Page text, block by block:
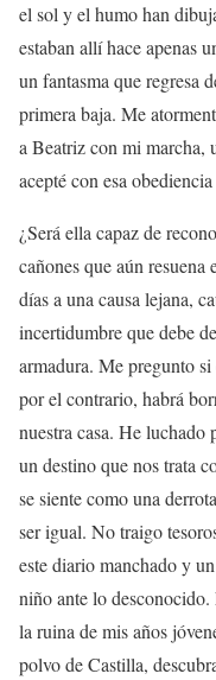
el sol y el humo han
estaban allí hace apenas
un fantasma que regresa
primera baja. Me
a Beatriz con mi marcha,
acepté con esa
¿Será ella capaz de
cañones que aún
días a una causa lejana,
incertidumbre que debe
armadura. Me pregunto
por el contrario, habrá
nuestra casa. He luchado
un destino que nos trata
se siente como una
ser igual. No traigo
este diario manchado y
niño ante lo
la ruina de mis años
polvo de Castilla,